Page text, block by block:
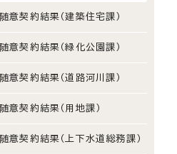
随意契約結果（建築住宅課）
随意契約結果（緑化公園課）
随意契約結果（道路河川課）
随意契約結果（用地課）
随意契約結果（上下水道総務課）